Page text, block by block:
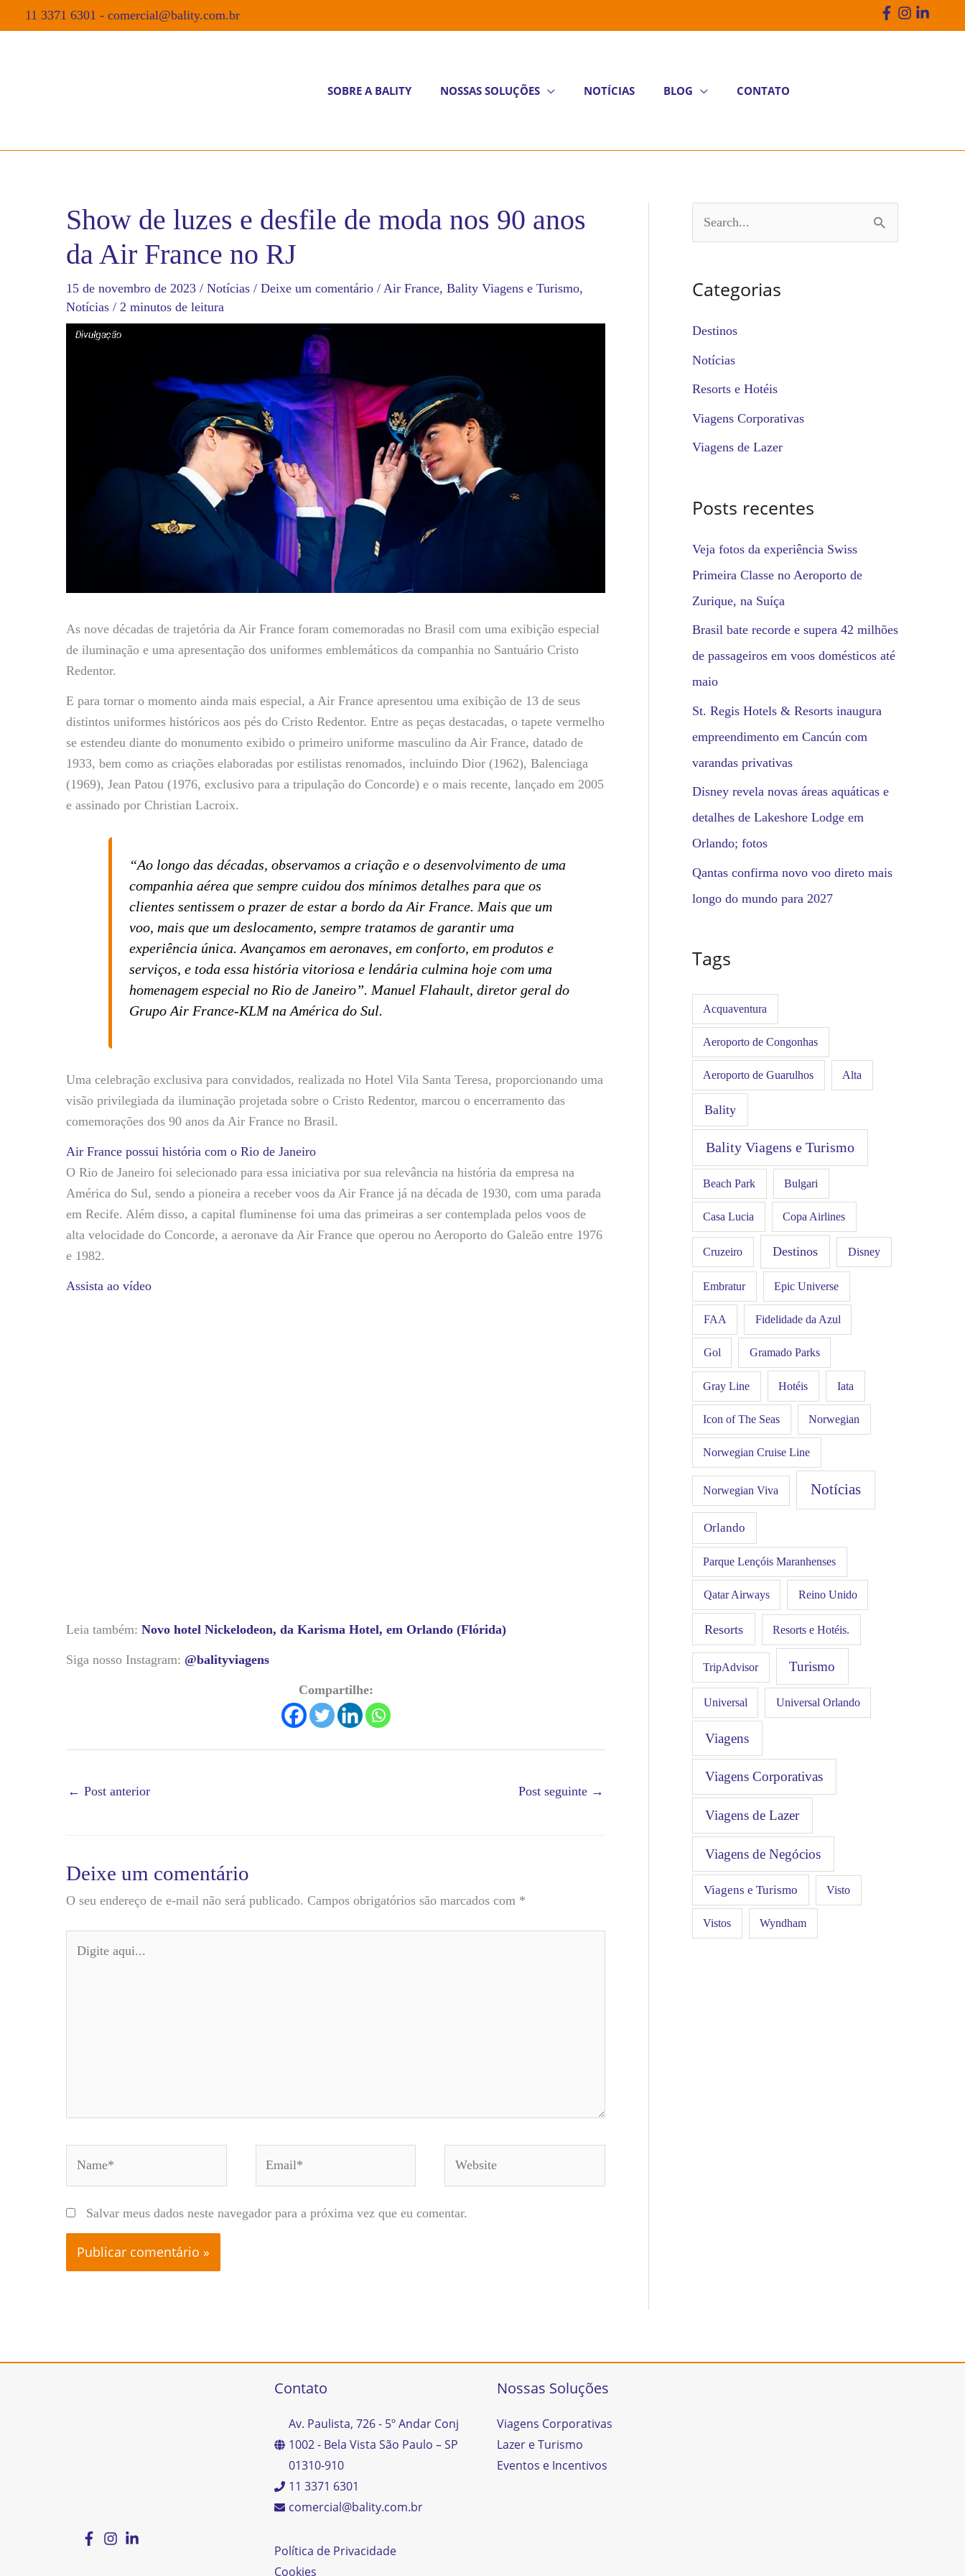
11 3371 6301 - comercial@bality.com.br
SOBRE A BALITY NOSSAS SOLUÇÕES NOTÍCIAS BLOG CONTATO
Show de luzes e desfile de moda nos 90 anos
da Air France no RJ
15 de novembro de 2023 / Notícias / Deixe um comentário / Air France, Bality Viagens e Turismo,
Notícias / 2 minutos de leitura
As nove décadas de trajetória da Air France foram comemoradas no Brasil com uma exibição especial
de iluminação e uma apresentação dos uniformes emblemáticos da companhia no Santuário Cristo
Redentor.
E para tornar o momento ainda mais especial, a Air France apresentou uma exibição de 13 de seus
distintos uniformes históricos aos pés do Cristo Redentor. Entre as peças destacadas, o tapete vermelho
se estendeu diante do monumento exibido o primeiro uniforme masculino da Air France, datado de
1933, bem como as criações elaboradas por estilistas renomados, incluindo Dior (1962), Balenciaga
(1969), Jean Patou (1976, exclusivo para a tripulação do Concorde) e o mais recente, lançado em 2005
e assinado por Christian Lacroix.
“Ao longo das décadas, observamos a criação e o desenvolvimento de uma
companhia aérea que sempre cuidou dos mínimos detalhes para que os
clientes sentissem o prazer de estar a bordo da Air France. Mais que um
voo, mais que um deslocamento, sempre tratamos de garantir uma
experiência única. Avançamos em aeronaves, em conforto, em produtos e
serviços, e toda essa história vitoriosa e lendária culmina hoje com uma
homenagem especial no Rio de Janeiro”. Manuel Flahault, diretor geral do
Grupo Air France-KLM na América do Sul.
Uma celebração exclusiva para convidados, realizada no Hotel Vila Santa Teresa, proporcionando uma
visão privilegiada da iluminação projetada sobre o Cristo Redentor, marcou o encerramento das
comemorações dos 90 anos da Air France no Brasil.
Air France possui história com o Rio de Janeiro
O Rio de Janeiro foi selecionado para essa iniciativa por sua relevância na história da empresa na
América do Sul, sendo a pioneira a receber voos da Air France já na década de 1930, com uma parada
em Recife. Além disso, a capital fluminense foi uma das primeiras a ser contemplada pelos voos de
alta velocidade do Concorde, a aeronave da Air France que operou no Aeroporto do Galeão entre 1976
e 1982.
Assista ao vídeo
Leia também: Novo hotel Nickelodeon, da Karisma Hotel, em Orlando (Flórida)
Siga nosso Instagram: @balityviagens
Compartilhe:
← Post anterior Post seguinte →
Deixe um comentário
O seu endereço de e-mail não será publicado. Campos obrigatórios são marcados com *
aqui...
Salvar meus dados neste navegador para a próxima vez que eu comentar.
u
i
s
r
Categorias
Destinos
Notícias
Resorts e Hotéis
Viagens Corporativas
Viagens de Lazer
Posts recentes
Veja fotos da experiência Swiss
Primeira Classe no Aeroporto de
Zurique, na Suíça
Brasil bate recorde e supera 42 milhões
de passageiros em voos domésticos até
maio
St. Regis Hotels & Resorts inaugura
empreendimento em Cancún com
varandas privativas
Disney revela novas áreas aquáticas e
detalhes de Lakeshore Lodge em
Orlando; fotos
Qantas confirma novo voo direto mais
longo do mundo para 2027
Tags
Acquaventura
Aeroporto de Congonhas
Aeroporto de Guarulhos Alta
Bality
Bality Viagens e Turismo
Beach Park Bulgari
Casa Lucia Copa Airlines
Cruzeiro Destinos Disney
Embratur Epic Universe
FAA Fidelidade da Azul
Gol Gramado Parks
Gray Line Hotéis Iata
Icon of The Seas Norwegian
Norwegian Cruise Line
Norwegian Viva Notícias
Orlando
Parque Lençóis Maranhenses
Qatar Airways Reino Unido
Resorts Resorts e Hotéis.
TripAdvisor Turismo
Universal Universal Orlando
Viagens
Viagens Corporativas
Viagens de Lazer
Viagens de Negócios
Viagens e Turismo Visto
Vistos Wyndham
Contato
Av. Paulista, 726 - 5º Andar Conj
1002 - Bela Vista São Paulo – SP
01310-910
11 3371 6301
comercial@bality.com.br
Política de Privacidade
Cookies
Nossas Soluções
Viagens Corporativas
Lazer e Turismo
Eventos e Incentivos